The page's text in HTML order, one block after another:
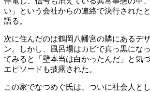
い」という会社からの連絡で決行された
語る。
次に住んだのは鶴岡八幡宮の隣にあるデ
ン。しかし、風呂場はカビで真っ黒にな
てみると「壁本当は白かったんだ」と気
エピソードも披露された。
この家でなつめぐ氏は、ついに社会人と